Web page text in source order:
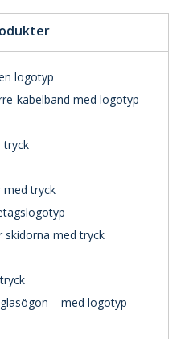
logotyp
kabelband med logotyp
tryck
med tryck
skidorna med tryck
– med logotyp